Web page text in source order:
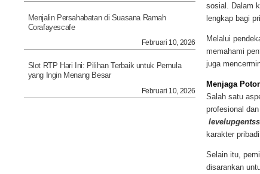
sosial. Dalam
lengkap bagi
Melalui
memahami
juga
Menjaga
Salah satu
profesional
karakter pribadi.
Selain itu,
disarankan
Menjalin Persahabatan di Suasana Ramah
Corafayescafe
Februari 10, 2026
Slot RTP Hari Ini: Pilihan Terbaik untuk Pemula
yang Ingin Menang Besar
Februari 10, 2026